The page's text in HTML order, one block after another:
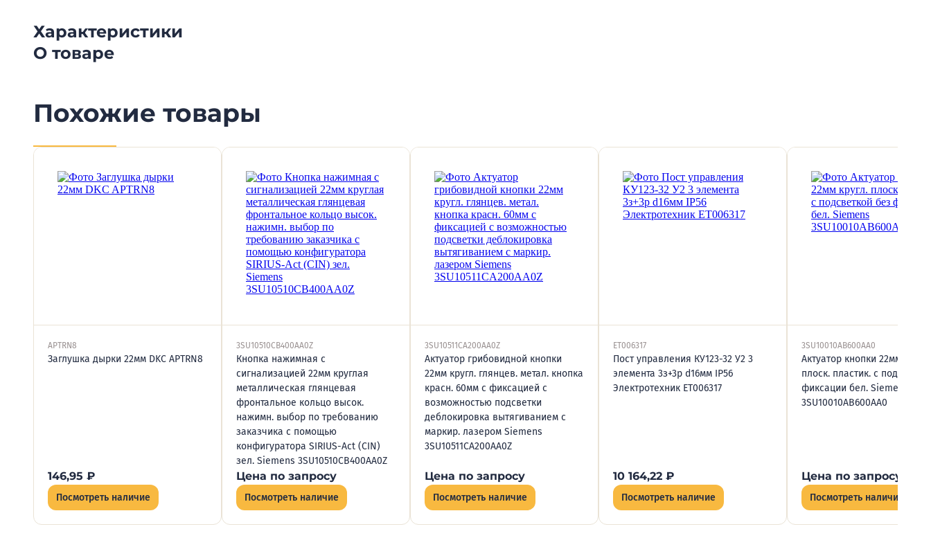
Характеристики
О товаре
Похожие товары
APTRN8
Заглушка дырки 22мм DKC APTRN8
146,95 ₽
Посмотреть наличие
3SU10510CB400AA0Z
Кнопка нажимная с
сигнализацией 22мм круглая
металлическая глянцевая
фронтальное кольцо высок.
нажимн. выбор по требованию
заказчика с помощью
конфигуратора SIRIUS-Act (CIN)
зел. Siemens 3SU10510CB400AA0Z
Цена по запросу
Посмотреть наличие
3SU10511CA200AA0Z
Актуатор грибовидной кнопки
22мм кругл. глянцев. метал. кнопка
красн. 60мм с фиксацией с
возможностью подсветки
деблокировка вытягиванием с
маркир. лазером Siemens
3SU10511CA200AA0Z
Цена по запросу
Посмотреть наличие
ET006317
Пост управления КУ123-32 У2 3
элемента 3з+3р d16мм IP56
Электротехник ET006317
10 164,22 ₽
Посмотреть наличие
3SU10010AB600AA0
Актуатор кнопки 22мм кругл.
плоск. пластик. с
фиксации бел. Siemens
3SU10010AB600AA0
Цена по запросу
Посмотреть наличие